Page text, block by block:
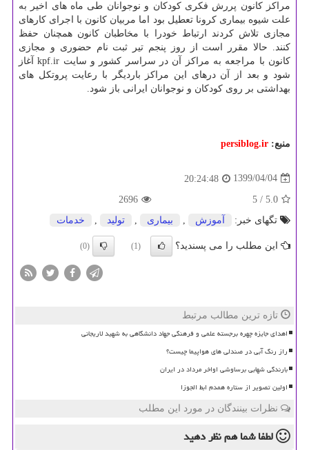
مراکز کانون پررش فکری کودکان و نوجوانان طی ماه های اخیر به
علت شیوه بیماری کرونا تعطیل بود اما مربیان کانون با اجرای کارهای
مجازی تلاش کردند ارتباط خودرا با مخاطبان کانون همچنان حفظ
کنند. حالا مقرر است از روز پنجم تیر ثبت نام حضوری و مجازی
کانون با مراجعه به مراکز آن در سراسر کشور و سایت kpf.ir آغاز
شود و بعد از آن درهای این مراکز باردیگر با رعایت پروتکل های
بهداشتی بر روی کودکان و نوجوانان ایرانی باز شود.
منبع: persiblog.ir
1399/04/04
20:24:48
5.0
/ 5
2696
تگهای خبر:
آموزش , بیماری , تولید , خدمات
این مطلب را می پسندید؟ (1)
(0)
تازه ترین مطالب مرتبط
اهدای جایزه چهره برجسته علمی و فرهنگی جهاد دانشگاهی به شهید لاریجانی
راز رنگ آبی در صندلی های هواپیما چیست؟
بارندگی شهابی برساوشی اواخر مرداد در ایران
اولین تصویر از ستاره همدم ابط الجوزا
نظرات بینندگان در مورد این مطلب
لطفا شما همنظر دهید